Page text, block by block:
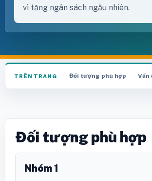
vì tăng ngân sách ngẫu nhiên.
TRÊN TRANG Đối tượng phù hợp Vấn
Đối tượng phù hợp
Nhóm 1